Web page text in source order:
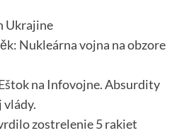
Ukrajine
Nukleárna vojna na obzore
na Infovojne. Absurdity
vlády.
zostrelenie 5 rakiet